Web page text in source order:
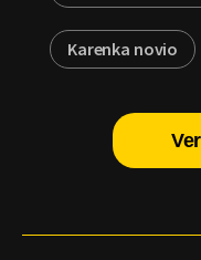
Karenka novio